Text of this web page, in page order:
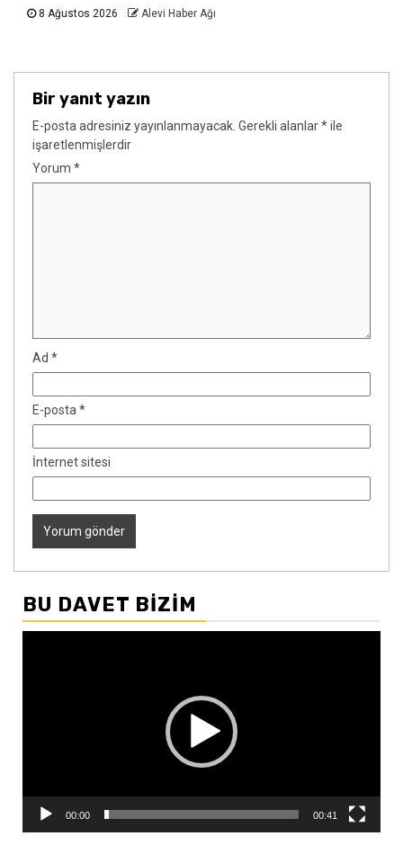
8 Ağustos 2026 Alevi Haber Ağı
Bir yanıt yazın
E-posta adresiniz yayınlanmayacak. Gerekli alanlar*ile
işaretlenmişlerdir
Yorum *
Ad *
E-posta*
İnternet sitesi
BU DAVET BIZIM
00:00 00:41